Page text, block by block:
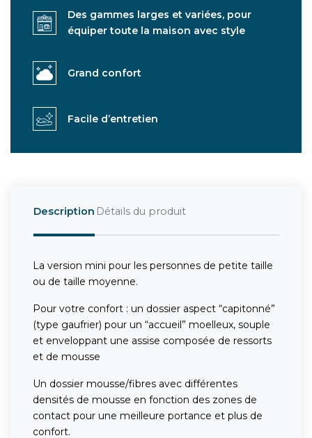
Des gammes larges et variées, pour
équiper toute la maison avec style
Grand confort
Facile d’entretien
Description Détails du produit
La version mini pour les personnes de petite taille
ou de taille moyenne.
Pour votre confort : un dossier aspect “capitonné”
(type gaufrier) pour un “accueil” moelleux, souple
et enveloppant une assise composée de ressorts
et de mousse
Un dossier mousse/fibres avec différentes
densités de mousse en fonction des zones de
contact pour une meilleure portance et plus de
confort.